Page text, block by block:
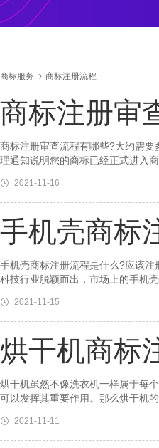
商标服务 商标注册流程
商标注册审
商标注册审查流程有哪些?大约需
理通知说明您的商标已经正式进入
2021-11-16
手机壳商标
手机壳商标注册流程是什么?应该
科技行业脱颖而出，市场上的手机
2021-11-15
烘干机商标
烘干机虽然不像洗衣机一样属于每
可以发挥其重要作用。那么烘干机
2021-11-11